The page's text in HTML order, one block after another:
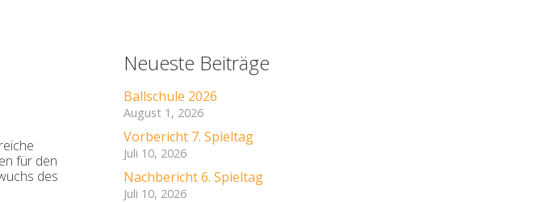
für den
des
Neueste Beiträge
Ballschule 2026
August 1, 2026
Vorbericht 7. Spieltag
Juli 10, 2026
Nachbericht 6. Spieltag
Juli 10, 2026